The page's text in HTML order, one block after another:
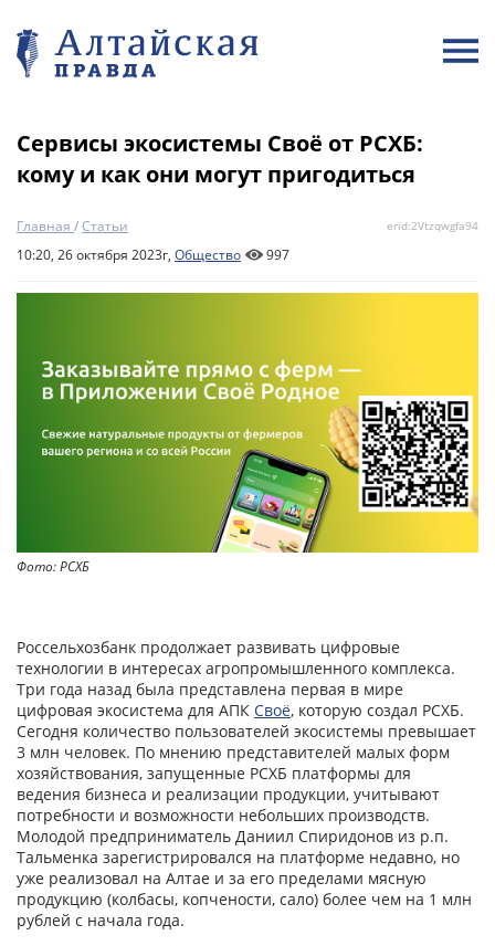
Сервисы экосистемы Своё от РСХБ:
кому и как они могут пригодиться
Главная /Статьи
10:20, 26 октября 2023г, Общество 997
erid:2Vtzqwgfa94
Фото: РСХБ
Россельхозбанк продолжает развивать цифровые
технологии в интересах агропромышленного комплекса.
Три года назад была представлена первая в мире
цифровая экосистема для АПК Своё, которую создал РСХБ.
Сегодня количество пользователей экосистемы превышает
3 млн человек. По мнению представителей малых форм
хозяйствования, запущенные РСХБ платформы для
ведения бизнеса и реализации продукции, учитывают
потребности и возможности небольших производств.
Молодой предприниматель Даниил Спиридонов из р.п.
Тальменка зарегистрировался на платформе недавно, но
уже реализовал на Алтае и за его пределами мясную
продукцию (колбасы, копчености, сало) более чем на 1 млн
рублей с начала года.